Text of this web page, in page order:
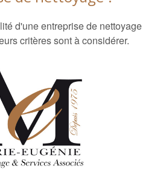
d'une entreprise de nettoyage
critères sont à considérer.